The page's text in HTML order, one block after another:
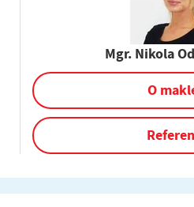
Mgr. Nikola
O